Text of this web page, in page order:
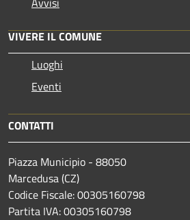
VIVERE IL COMUNE
Luoghi
Eventi
CONTATTI
Piazza Municipio - 88050
Marcedusa (CZ)
Codice Fiscale: 00305160798
Partita IVA: 00305160798